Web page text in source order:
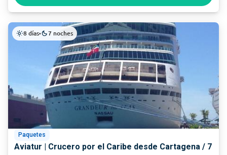
light_mode8 días•dark_mode7 noches
Paquetes
Aviatur | Crucero por el Caribe desde Cartagena / 7